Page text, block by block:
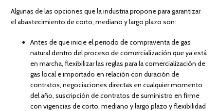
Algunas de las opciones que la industria propone para garantizar
el abastecimiento de corto, mediano y largo plazo son:
Antes de que inicie el periodo de compraventa de gas
natural dentro del proceso de comercialización que ya está
en marcha, flexibilizar las reglas para la comercialización de
gas local e importado en relación con duración de
contratos, negociaciones directas en cualquier momento
del año, suscripción de contratos de suministro en firme
con vigencias de corto, mediano y largo plazo y flexibilidad